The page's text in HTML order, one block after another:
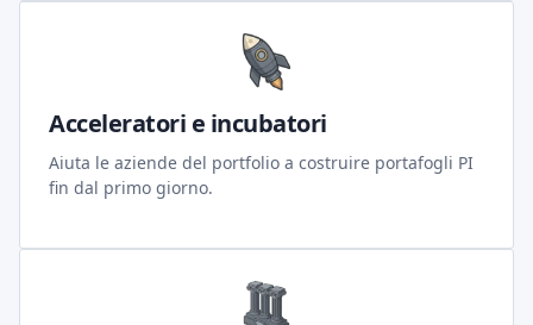
Acceleratori e incubatori
Aiuta le aziende del portfolio a costruire portafogli PI
fin dal primo giorno.